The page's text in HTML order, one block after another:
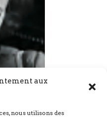
aux
nous utilisons des